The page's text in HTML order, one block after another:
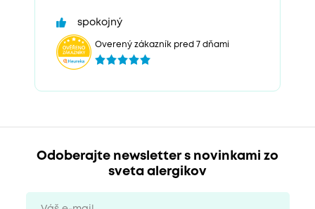
spokojný
Overený zákazník pred 7 dňami
Odoberajte newsletter s novinkami zo
sveta alergikov